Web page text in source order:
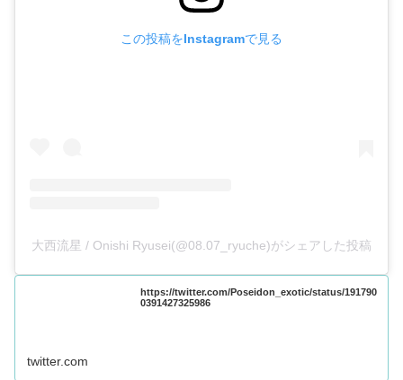
この投稿をInstagramで見る
大西流星 / Onishi Ryusei(@08.07_ryuche)がシェアした投稿
https://twitter.com/Poseidon_exotic/status/191790
0391427325986
twitter.com